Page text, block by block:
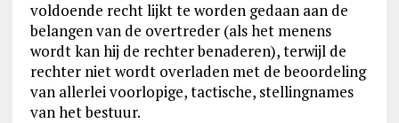
voldoende recht lijkt te worden gedaan aan de
belangen van de overtreder (als het menens
wordt kan hij de rechter benaderen), terwijl de
rechter niet wordt overladen met de beoordeling
van allerlei voorlopige, tactische, stellingnames
van het bestuur.